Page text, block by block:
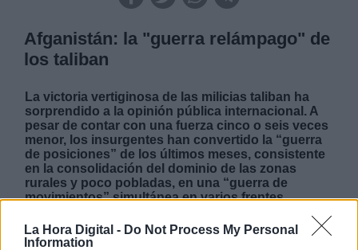
La Hora Digital - Do Not Process My Personal
Information
Afganistán: la "guerra relámpago" de
los taliban
La victoria vertiginosa de las milicias taliban ha
sorprendido a la opinión pública internacional. A
pesar de contar con una fuerza cinco o seis veces
menor, los insurgentes han convertido la “guerra
de posiciones” de los últimos meses, consistente
en la consolidación del dominio de las zonas
rurales y poco pobladas, en una “guerra de
movimientos” simultánea en varios frentes,
y la anunciada pasividad de Estados Unidos, que
estaba culminando su retirada militar (1).